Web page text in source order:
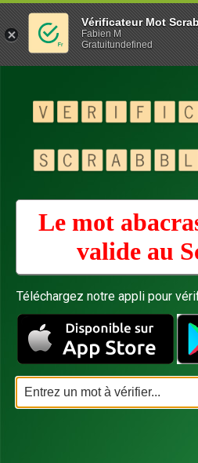
Le mot
valide au
Téléchargez notre appli pour
Vérificateur Mot
Fabien M
Gratuitundefined